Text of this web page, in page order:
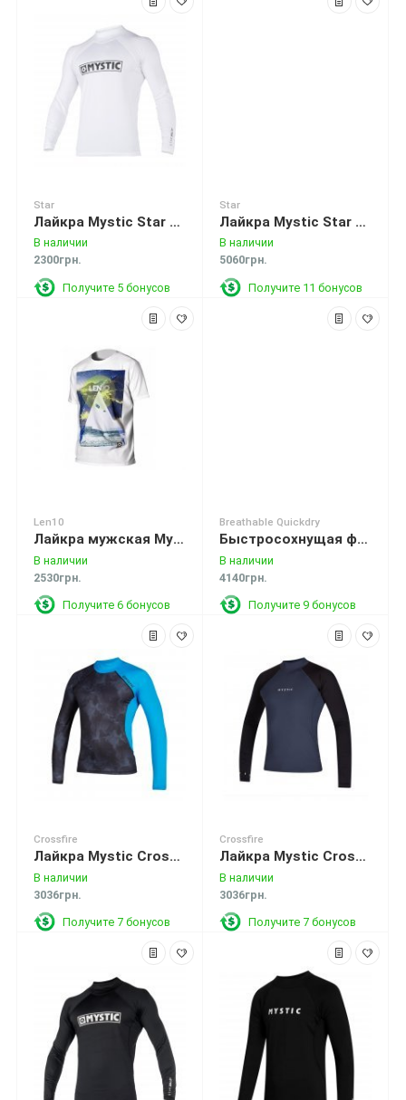
Star
Лайкра Mystic Star L/S RashvestWhite
В наличии
2300грн.
Получите 5 бонусов
Star
Лайкра Mystic Star L/S Vest Neoprene 2mm Black
В наличии
5060грн.
Получите 11 бонусов
Len10
Лайкра мужская Mystic Len10 Quick Dry S/S White
В наличии
2530грн.
Получите 6 бонусов
Breathable Quickdry
Быстросохнущая футболка Mystic SUP Breathable Quickdry Vest L/S Navy
В наличии
4140грн.
Получите 9 бонусов
Crossfire
Лайкра Mystic Crossfire L/S Rashvest Blue
В наличии
3036грн.
Получите 7 бонусов
Crossfire
Лайкра Mystic Crossfire L/S Rashvest Night Blue
В наличии
3036грн.
Получите 7 бонусов